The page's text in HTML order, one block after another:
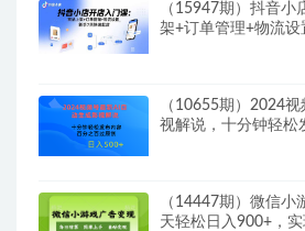
（15947期）抖音小
架+订单管理+物流
（10655期）2024
视解说，十分钟轻松
（14447期）微信小
天轻松日入900+，实